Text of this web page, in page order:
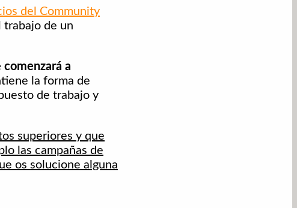
del Community
trabajo de un
a
la forma de
de trabajo y
superiores y que
las campañas de
os solucione alguna